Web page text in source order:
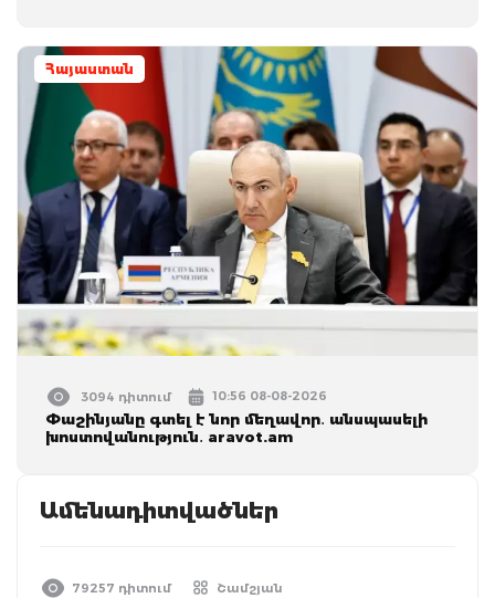
Հայաստան
3094 դիտում 10:56 08-08-2026
Փաշինյանը գտել է նոր մեղավոր․ անսպասելի
խոստովանություն․ aravot.am
Ամենադիտվածներ
79257 դիտում Շամշյան